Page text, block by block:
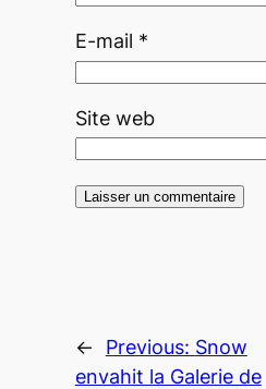
E-mail *
Site web
← Previous: Snow
envahit la Galerie de